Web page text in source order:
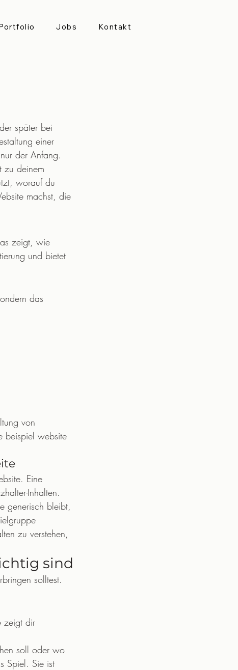
Jobs Kontakt
später bei
einer
der Anfang.
zu deinem
worauf du
machst, die
zeigt, wie
und bietet
das
von
beispiel website
Eine
Inhalten.
generisch bleibt,
zu verstehen,
sind
solltest.
zeigt dir
soll oder wo
Spiel. Sie ist